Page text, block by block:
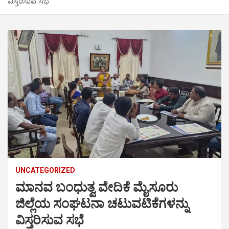
UNCATEGORIZED
ಮಾನವ ಬಂಧುತ್ವ ವೇದಿಕೆ ಮೈಸೂರು
ಜಿಲ್ಲೆಯ ಸಂಘಟನಾ ಚಟುವಟಿಕೆಗಳನ್ನು
ವಿಸ್ತರಿಸುವ ಸಭೆ